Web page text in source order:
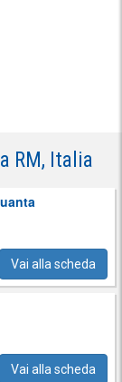
RM, Italia
Vai alla scheda
Vai alla scheda